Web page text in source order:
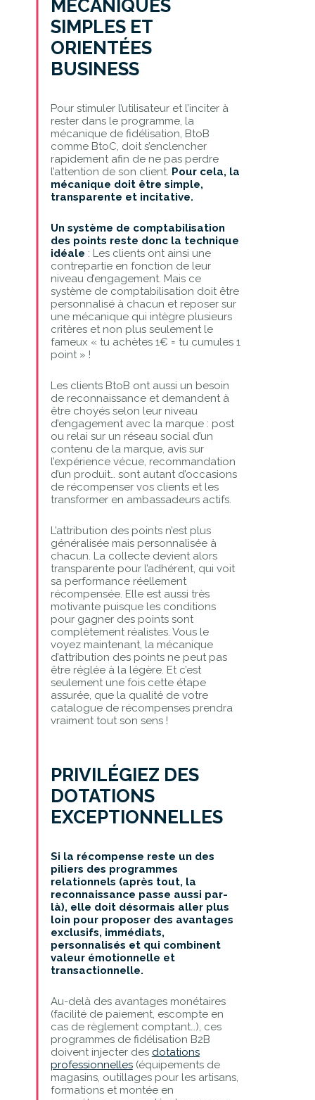
MÉCANIQUES
SIMPLES ET
ORIENTÉES
BUSINESS
Pour stimuler l’utilisateur et l’inciter à
rester dans le programme, la
mécanique de fidélisation, BtoB
comme BtoC, doit s’enclencher
rapidement afin de ne pas perdre
l’attention de son client. Pour cela, la
mécanique doit être simple,
transparente et incitative.
Un système de comptabilisation
des points reste donc la technique
idéale : Les clients ont ainsi une
contrepartie en fonction de leur
niveau d’engagement. Mais ce
système de comptabilisation doit être
personnalisé à chacun et reposer sur
une mécanique qui intègre plusieurs
critères et non plus seulement le
fameux « tu achètes 1€ = tu cumules 1
point » !
Les clients BtoB ont aussi un besoin
de reconnaissance et demandent à
être choyés selon leur niveau
d’engagement avec la marque : post
ou relai sur un réseau social d’un
contenu de la marque, avis sur
l’expérience vécue, recommandation
d’un produit… sont autant d’occasions
de récompenser vos clients et les
transformer en ambassadeurs actifs.
L’attribution des points n’est plus
généralisée mais personnalisée à
chacun. La collecte devient alors
transparente pour l’adhérent, qui voit
sa performance réellement
récompensée. Elle est aussi très
motivante puisque les conditions
pour gagner des points sont
complètement réalistes. Vous le
voyez maintenant, la mécanique
d’attribution des points ne peut pas
être réglée à la légère. Et c’est
seulement une fois cette étape
assurée, que la qualité de votre
catalogue de récompenses prendra
vraiment tout son sens !
PRIVILÉGIEZ DES
DOTATIONS
EXCEPTIONNELLES
Si la récompense reste un des
piliers des programmes
relationnels (après tout, la
reconnaissance passe aussi par-
là), elle doit désormais aller plus
loin pour proposer des avantages
exclusifs, immédiats,
personnalisés et qui combinent
valeur émotionnelle et
transactionnelle.
Au-delà des avantages monétaires
(facilité de paiement, escompte en
cas de règlement comptant…), ces
programmes de fidélisation B2B
doivent injecter des dotations
professionnelles(équipements de
magasins, outillages pour les artisans,
formations et montée en